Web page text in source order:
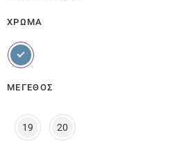
ΧΡΏΜΑ
ΜΈΓΕΘΟΣ
19 20